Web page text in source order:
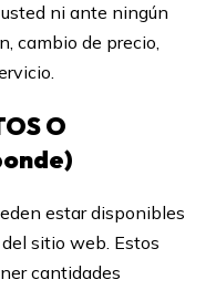
ni ante ningún
cambio de precio,
O
estar disponibles
sitio web. Estos
cantidades